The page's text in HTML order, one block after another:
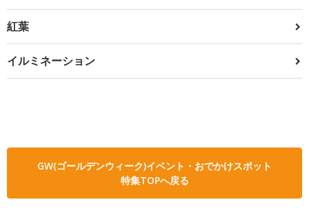
紅葉
イルミネーション
GW(ゴールデンウィーク)イベント・おでかけスポット
特集TOPへ戻る